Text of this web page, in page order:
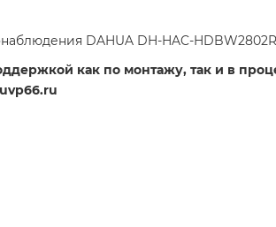
DAHUA DH-HAC-
как по монтажу, так и в